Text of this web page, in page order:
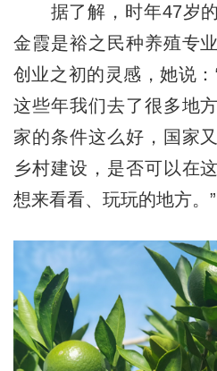
据了解，时年47岁的
金霞是裕之民种养殖专
创业之初的灵感，她说：
这些年我们去了很多地
家的条件这么好，国家
乡村建设，是否可以在
想来看看、玩玩的地方。”